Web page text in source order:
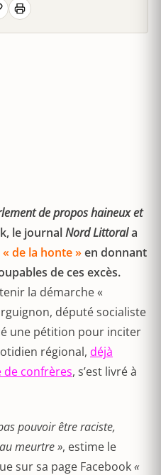
de propos haineux et
le journalNord Littorala
de la honte »en donnant
de ces excès.
la démarche «
député socialiste
une pétition pour inciter
régional, déjà
de confrères, s’est livré à
pouvoir être raciste,
meurtre », estime le
sur sa page Facebook«